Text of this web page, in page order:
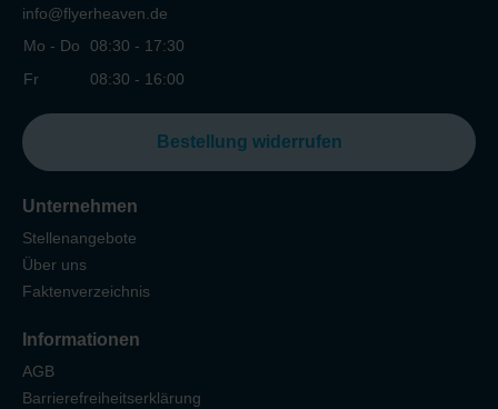
info@flyerheaven.de
Mo - Do
08:30 - 17:30
Fr
08:30 - 16:00
Bestellung widerrufen
Unternehmen
Stellenangebote
Über uns
Faktenverzeichnis
Informationen
AGB
Barrierefreiheitserklärung